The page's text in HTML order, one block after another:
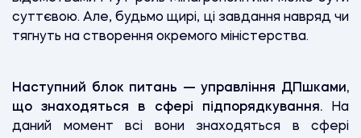
суттєвою. Але, будьмо щирі, ці завдання навряд чи
тягнуть на створення окремого міністерства.
Наступний блок питань — управління ДПшками,
що знаходяться в сфері підпорядкування.
На
даний момент всі вони знаходяться в сфері